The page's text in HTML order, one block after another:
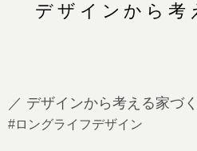
デザインから考
／ デザインから考える家づ
#ロングライフデザイン